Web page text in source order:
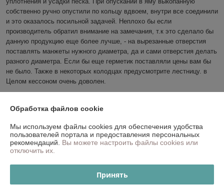
собственно ручно опустили по кольцу вдвоем, внутри все соединили
и это оказалось посильной задачей. Неплохо бы если
производитель обратил внимание на замечания, т.к это сделало бы
данную продукцию еще более лучше, - на вырезанные отверстия
поставлять манжеты нужного диаметра, да и сами отверстия делать
разного диаметра. Если бы еще герметик поставляли цены вам бы
не было. Также в некоторых колодцах предусмотрите лестницу. в
Целом кессоном очень доволен.
Показать все отзывы
Контакты
Обработка файлов cookie
Мы используем файлы cookies для обеспечения удобства
пользователей портала и предоставления персональных
рекомендаций. Вы можете настроить файлы cookies или
отключить их.
Принять